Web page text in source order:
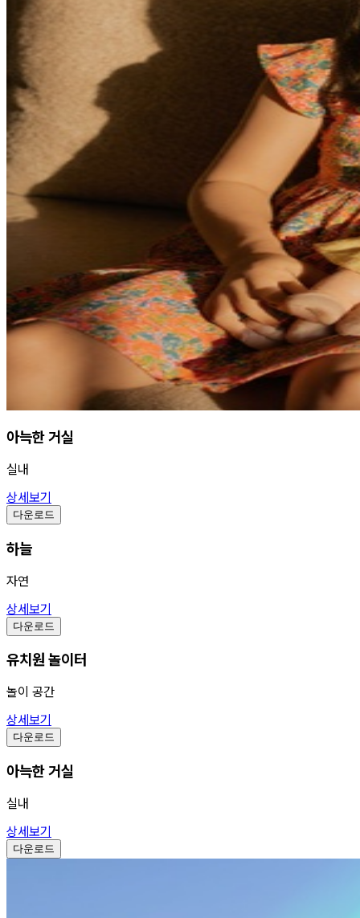
아늑한 거실
실내
상세보기
다운로드
하늘
자연
상세보기
다운로드
유치원 놀이터
놀이 공간
상세보기
다운로드
아늑한 거실
실내
상세보기
다운로드